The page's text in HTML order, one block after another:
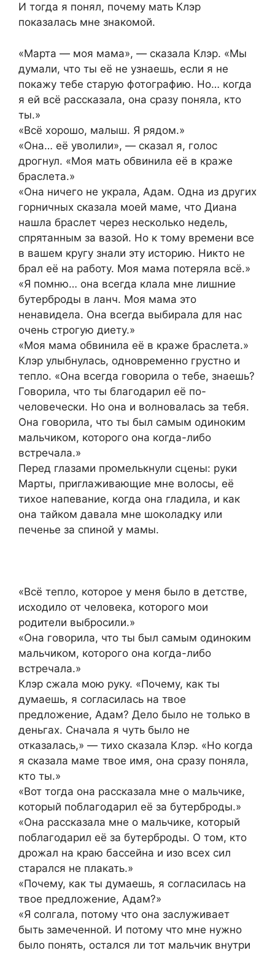
И тогда я понял, почему мать Клэр
показалась мне знакомой.
«Марта — моя мама», — сказала Клэр. «Мы
думали, что ты её не узнаешь, если я не
покажу тебе старую фотографию. Но… когда
я ей всё рассказала, она сразу поняла, кто
ты.»
«Всё хорошо, малыш. Я рядом.»
«Она… её уволили», — сказал я, голос
дрогнул. «Моя мать обвинила её в краже
браслета.»
«Она ничего не украла, Адам. Одна из других
горничных сказала моей маме, что Диана
нашла браслет через несколько недель,
спрятанным за вазой. Но к тому времени все
в вашем кругу знали эту историю. Никто не
брал её на работу. Моя мама потеряла всё.»
«Я помню… она всегда клала мне лишние
бутерброды в ланч. Моя мама это
ненавидела. Она всегда выбирала для нас
очень строгую диету.»
«Моя мама обвинила её в краже браслета.»
Клэр улыбнулась, одновременно грустно и
тепло. «Она всегда говорила о тебе, знаешь?
Говорила, что ты благодарил её по-
человечески. Но она и волновалась за тебя.
Она говорила, что ты был самым одиноким
мальчиком, которого она когда-либо
встречала.»
Перед глазами промелькнули сцены: руки
Марты, приглаживающие мне волосы, её
тихое напевание, когда она гладила, и как
она тайком давала мне шоколадку или
печенье за спиной у мамы.
«Всё тепло, которое у меня было в детстве,
исходило от человека, которого мои
родители выбросили.»
«Она говорила, что ты был самым одиноким
мальчиком, которого она когда-либо
встречала.»
Клэр сжала мою руку. «Почему, как ты
думаешь, я согласилась на твое
предложение, Адам? Дело было не только в
деньгах. Сначала я чуть было не
отказалась,» — тихо сказала Клэр. «Но когда
я сказала маме твое имя, она сразу поняла,
кто ты.»
«Вот тогда она рассказала мне о мальчике,
который поблагодарил её за бутерброды.»
«Она рассказала мне о мальчике, который
поблагодарил её за бутерброды. О том, кто
дрожал на краю бассейна и изо всех сил
старался не плакать.»
«Почему, как ты думаешь, я согласилась на
твое предложение, Адам?»
«Я солгала, потому что она заслуживает
быть замеченной. И потому что мне нужно
было понять, остался ли тот мальчик внутри